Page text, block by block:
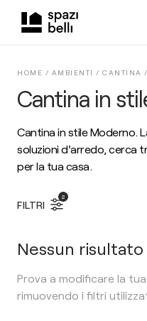
Cantina in
HOME / AMBIENTI / CANTINA /
Cantina in stile Moderno.
soluzioni d'arredo, cerca
per la tua casa.
FILTRI
2
Nessun risultato
Prova a modificare la
rimuovendo i filtri